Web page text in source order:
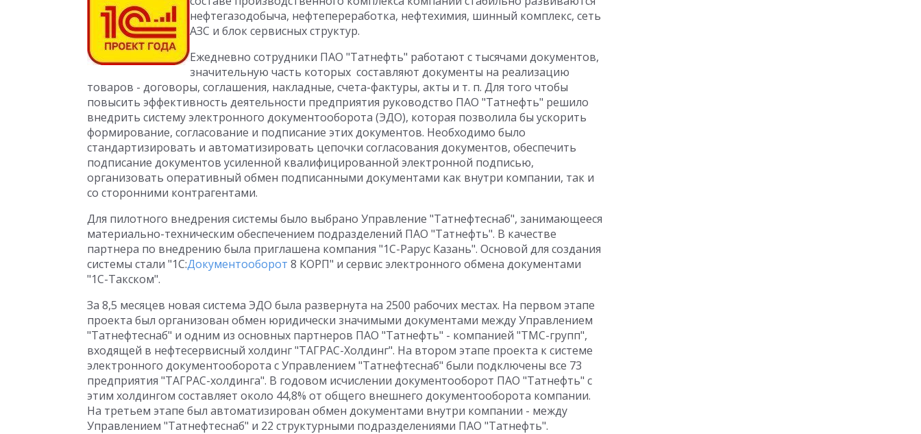
нефтегазодобыча, нефтепереработка, нефтехимия, шинный комплекс, сеть
АЗС и блок сервисных структур.
Ежедневно сотрудники ПАО "Татнефть" работают с тысячами документов,
значительную часть которых составляют документы на реализацию
товаров - договоры, соглашения, накладные, счета-фактуры, акты и т. п. Для того чтобы
повысить эффективность деятельности предприятия руководство ПАО "Татнефть" решило
внедрить систему электронного документооборота (ЭДО), которая позволила бы ускорить
формирование, согласование и подписание этих документов. Необходимо было
стандартизировать и автоматизировать цепочки согласования документов, обеспечить
подписание документов усиленной квалифицированной электронной подписью,
организовать оперативный обмен подписанными документами как внутри компании, так и
со сторонними контрагентами.
Для пилотного внедрения системы было выбрано Управление "Татнефтеснаб", занимающееся
материально-техническим обеспечением подразделений ПАО "Татнефть". В качестве
партнера по внедрению была приглашена компания "1С-Рарус Казань". Основой для создания
системы стали "1С:Документооборот 8 КОРП" и сервис электронного обмена документами
"1С-Такском".
За 8,5 месяцев новая система ЭДО была развернута на 2500 рабочих местах. На первом этапе
проекта был организован обмен юридически значимыми документами между Управлением
"Татнефтеснаб" и одним из основных партнеров ПАО "Татнефть" - компанией "ТМС-групп",
входящей в нефтесервисный холдинг "ТАГРАС-Холдинг". На втором этапе проекта к системе
электронного документооборота с Управлением "Татнефтеснаб" были подключены все 73
предприятия "ТАГРАС-холдинга". В годовом исчислении документооборот ПАО "Татнефть" с
этим холдингом составляет около 44,8% от общего внешнего документооборота компании.
На третьем этапе был автоматизирован обмен документами внутри компании - между
Управлением "Татнефтеснаб" и 22 структурными подразделениями ПАО "Татнефть".